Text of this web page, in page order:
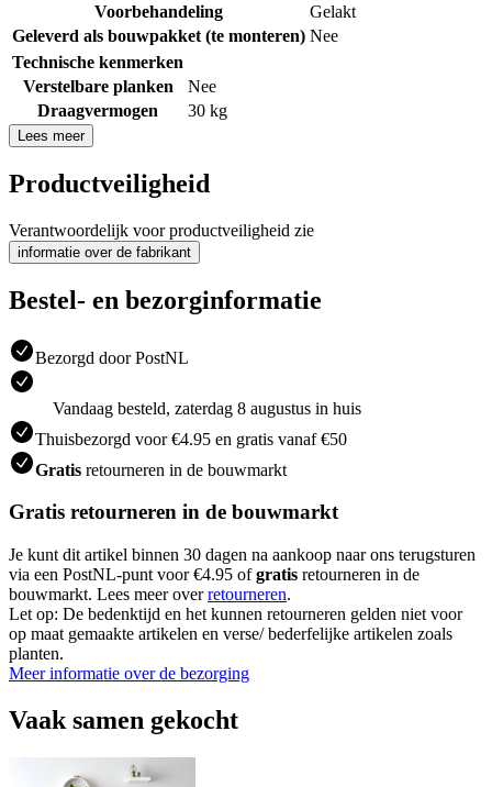
Voorbehandeling
Gelakt
Geleverd als bouwpakket (te monteren) Nee
Technische kenmerken
Verstelbare planken
Nee
Draagvermogen
30 kg
Lees meer
Productveiligheid
Verantwoordelijk voor productveiligheid zie
informatie over de fabrikant
Bestel- en bezorginformatie
Bezorgd door PostNL
Vandaag besteld, zaterdag 8 augustus in huis
Thuisbezorgd voor €4.95 en gratis vanaf €50
Gratis retourneren in de bouwmarkt
Gratis retourneren in de bouwmarkt
Je kunt dit artikel binnen 30 dagen na aankoop naar ons terugsturen
via een PostNL-punt voor €4.95 ofgratis retourneren in de
bouwmarkt. Lees meer overretourneren.
Let op: De bedenktijd en het kunnen retourneren gelden niet voor
op maat gemaakte artikelen en verse/ bederfelijke artikelen zoals
planten.
Meer informatie over de bezorging
Vaak samen gekocht